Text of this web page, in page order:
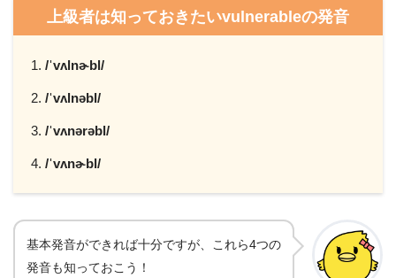
上級者は知っておきたいvulnerableの発音
/ˈvʌlnɚbl/
/ˈvʌlnəbl/
/ˈvʌnərəbl/
/ˈvʌnɚbl/
基本発音ができれば十分ですが、これら4つの
発音も知っておこう！